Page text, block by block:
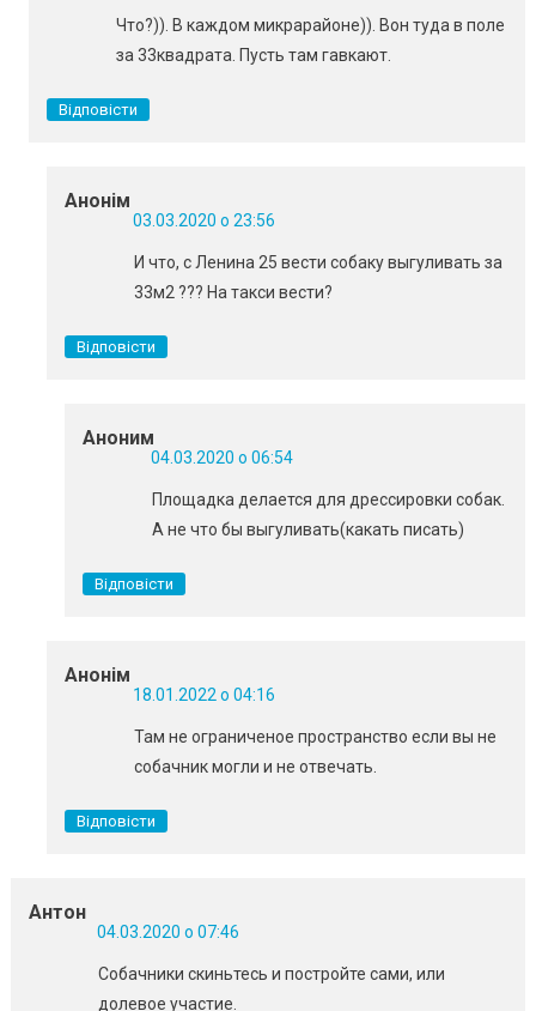
Что?)). В каждом микрарайоне)). Вон туда в поле
за 33квадрата. Пусть там гавкают.
Відповісти
Анонім
03.03.2020 о 23:56
И что, с Ленина 25 вести собаку выгуливать за
33м2 ??? На такси вести?
Відповісти
Аноним
04.03.2020 о 06:54
Площадка делается для дрессировки собак.
А не что бы выгуливать(какать писать)
Відповісти
Анонім
18.01.2022 о 04:16
Там не ограниченое пространство если вы не
собачник могли и не отвечать.
Відповісти
Антон
04.03.2020 о 07:46
Собачники скиньтесь и постройте сами, или
долевое участие.